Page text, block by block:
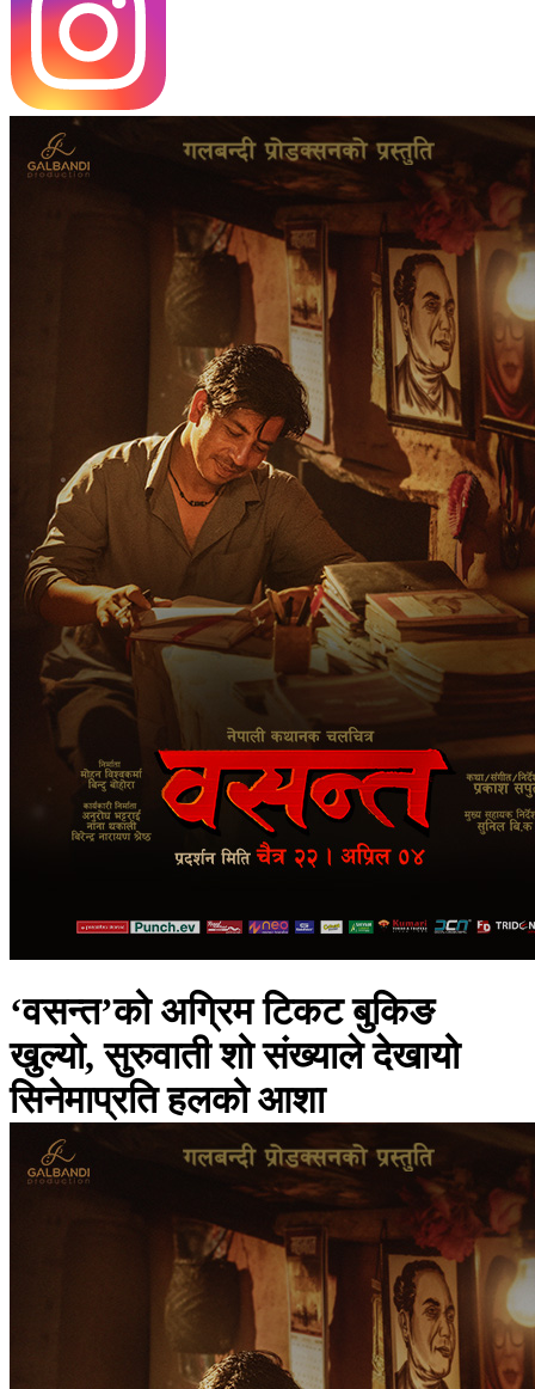
‘वसन्त’को अग्रिम टिकट बुकिङ
खुल्यो, सुरुवाती शो संख्याले देखायो
सिनेमाप्रति हलको आशा